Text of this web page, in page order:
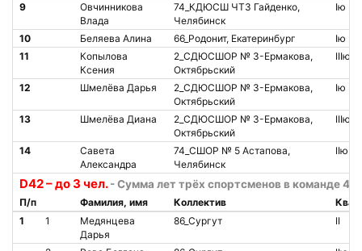
9
Овчинникова
Влада
74_КДЮСШ ЧТЗ Гайденко,
Челябинск
Iю
10 Беляева Алина 66_Родонит, Екатеринбург
Iю
11
Копылова
Ксения
2_СДЮСШОР № 3-Ермакова,
Октябрьский
IIIю
12 Шмелёва Дарья
2_СДЮСШОР № 3-Ермакова,
Октябрьский
Iю
13 Шмелёва Диана
2_СДЮСШОР № 3-Ермакова,
Октябрьский
IIIю
14
Савета
Александра
74_СШОР № 5 Астапова,
Челябинск
IIю
D42 – до 3 чел. - Сумма лет трёх спортсменов в команде 42
П/п Фамилия, имя Коллектив
Квал.
1
1
Медянцева
Дарья
86_Сургут II